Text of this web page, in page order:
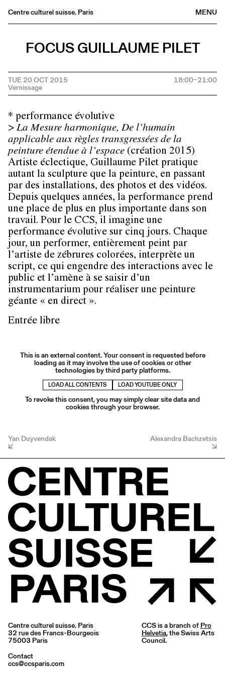
MENU
Centre culturel suisse. Paris
Bookshop
Archives
Medias
Publications
About
FR/EN
FOCUS GUILLAUME PILET
TUE 20 OCT 2015 18:00–21:00
* performance évolutive
> La Mesure harmonique, De l’humain
applicable aux règles transgressées de la
peinture étendue à l’espace (création 2015)
Artiste éclectique, Guillaume Pilet pratique
autant la sculpture que la peinture, en passant
par des installations, des photos et des vidéos.
Depuis quelques années, la performance prend
une place de plus en plus importante dans son
travail. Pour le CCS, il imagine une
performance évolutive sur cinq jours. Chaque
jour, un performer, entièrement peint par
l’artiste de zébrures colorées, interprète un
script, ce qui engendre des interactions avec le
public et l’amène à se saisir d’un
instrumentarium pour réaliser une peinture
géante « en direct ».
Entrée libre
This is an external content. Your consent is requested before
loading as it may involve the use of cookies or other
technologies by third party platforms.
LOAD ALL CONTENTS LOAD YOUTUBE ONLY
To revoke this consent, you may simply clear site data and
cookies through your browser.
Yan Duyvendak Alexandra Bachzetsis
Centre culturel suisse. Paris
32 rue des Francs-Bourgeois
75003 Paris
Contact
ccs@ccsparis.com
CCS is a branch of Pro
Helvetia, the Swiss Arts
Council.